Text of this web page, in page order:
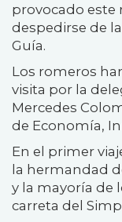
provocado este
despedirse de
Guía.
Los romeros
visita por la
Mercedes
de Economía,
En el primer
la hermandad
y la mayoría de
carreta del